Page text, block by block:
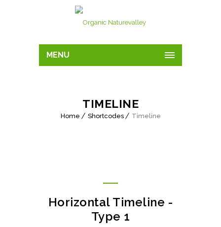
MENU
TIMELINE
Home Shortcodes Timeline
Horizontal Timeline -
Type 1